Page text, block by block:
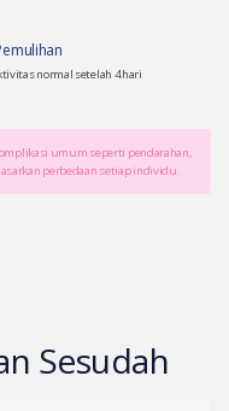
normal setelah 4 hari
umum seperti pendarahan,
perbedaan setiap individu.
Sesudah